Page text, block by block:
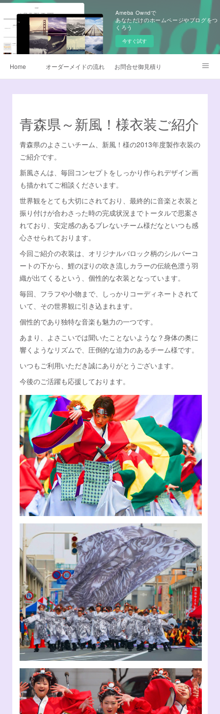
Ameba Owndで
あなただけのホームページやブログをつ
くろう
今すぐ試す
Home オーダーメイドの流れ お問合せ御見積り
衣装サイズについて
チームロゴデザイン 衣装のお手入れ方法
他オーダーメイド衣装 デザイナー日記 Instagram
Facebook オンラインSHOP
青森県～新風！様衣装ご紹介
青森県のよさこいチーム、新風！様の2013年度製作衣装の
ご紹介です。
新風さんは、毎回コンセプトをしっかり作られデザイン画
も描かれてご相談くださいます。
世界観をとても大切にされており、最終的に音楽と衣装と
振り付けが合わさった時の完成状況までトータルで思案さ
れており、安定感のあるブレないチーム様だなといつも感
心させられております。
今回ご紹介の衣装は、オリジナルバロック柄のシルバーコ
ートの下から、鯉のぼりの吹き流しカラーの伝統色漂う羽
織が出てくるという、個性的な衣装となっています。
毎回、フラフや小物まで、しっかりコーディネートされて
いて、その世界観に引き込まれます。
個性的であり独特な音楽も魅力の一つです。
あまり、よさこいでは聞いたことないような？身体の奥に
響くようなリズムで、圧倒的な迫力のあるチーム様です。
いつもご利用いただき誠にありがとうございます。
今後のご活躍も応援しております。